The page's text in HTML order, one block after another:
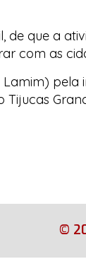
de que a
com as
Tijucas
©